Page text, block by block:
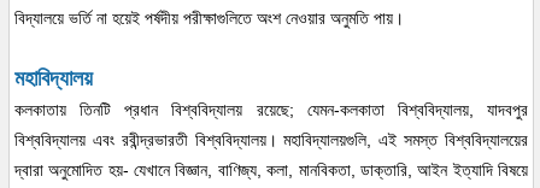
বিদ্যালয়ে ভর্তি না হয়েই পর্ষদীয় পরীক্ষাগুলিতে অংশ নেওয়ার অনুমতি পায়।
মহাবিদ্যালয়
কলকাতায় তিনটি প্রধান বিশ্ববিদ্যালয় রয়েছে; যেমন-কলকাতা বিশ্ববিদ্যালয়, যাদবপুর
বিশ্ববিদ্যালয় এবং রবীন্দ্রভারতী বিশ্ববিদ্যালয়। মহাবিদ্যালয়গুলি, এই সমস্ত বিশ্ববিদ্যালয়ের
দ্বারা অনুমোদিত হয়- যেখানে বিজ্ঞান, বাণিজ্য, কলা, মানবিকতা, ডাক্তারি, আইন ইত্যাদি বিষয়ে